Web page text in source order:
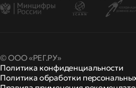
© ООО «РЕГ.РУ»
Политика конфиденциальности
Политика обработки